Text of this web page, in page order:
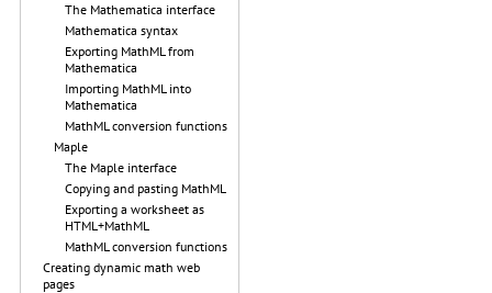
The Mathematica interface
Mathematica syntax
Exporting MathML from
Mathematica
Importing MathML into
Mathematica
MathML conversion functions
Maple
The Maple interface
Copying and pasting MathML
Exporting a worksheet as
HTML+MathML
MathML conversion functions
Creating dynamic math web
pages